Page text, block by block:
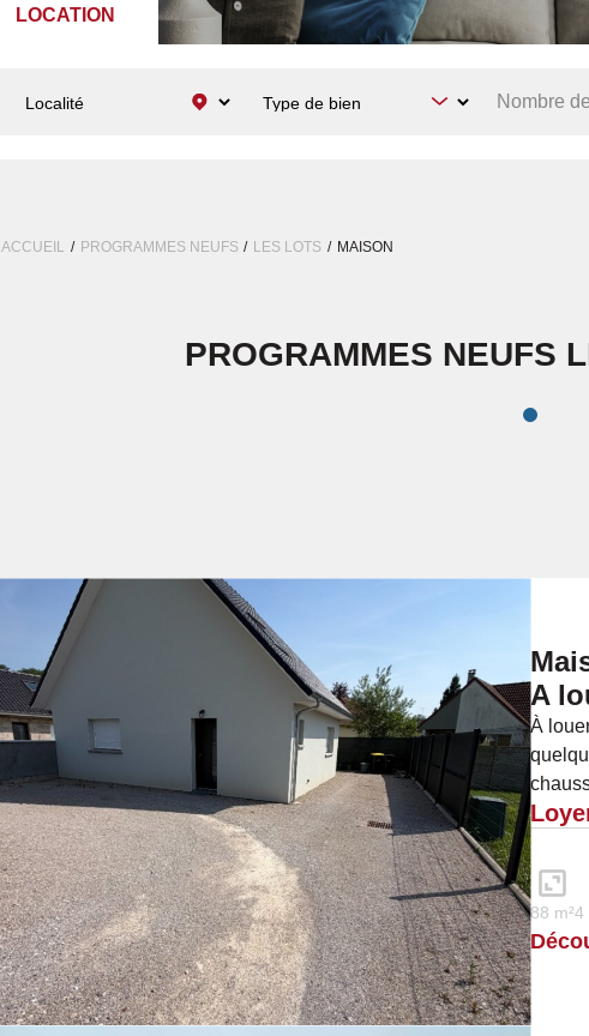
LOCATION
ACCUEIL PROGRAMMES NEUFS LES LOTS MAISON
PROGRAMMES NEUFS
A
À
d'une
88 m²4